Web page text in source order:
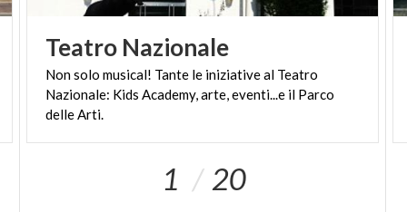
Teatro Nazionale
Non solo musical! Tante le iniziative al Teatro
Nazionale: Kids Academy, arte, eventi...e il Parco
delle Arti.
1 20